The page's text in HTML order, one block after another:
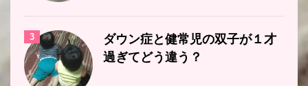
3
ダウン症と健常児の双子が１才
過ぎてどう違う？